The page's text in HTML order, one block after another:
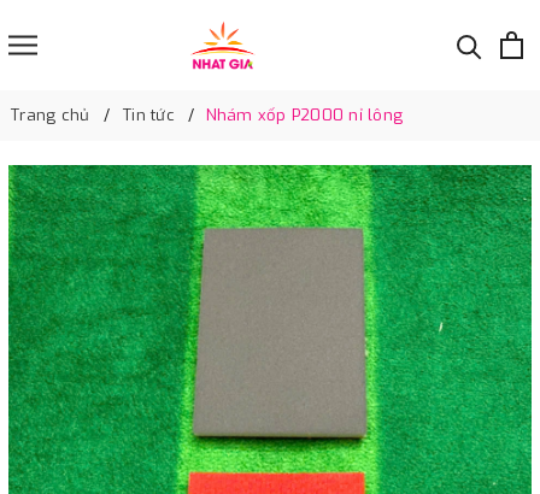
Trang chủ Tin tức Nhám xốp P2000 nỉ lông